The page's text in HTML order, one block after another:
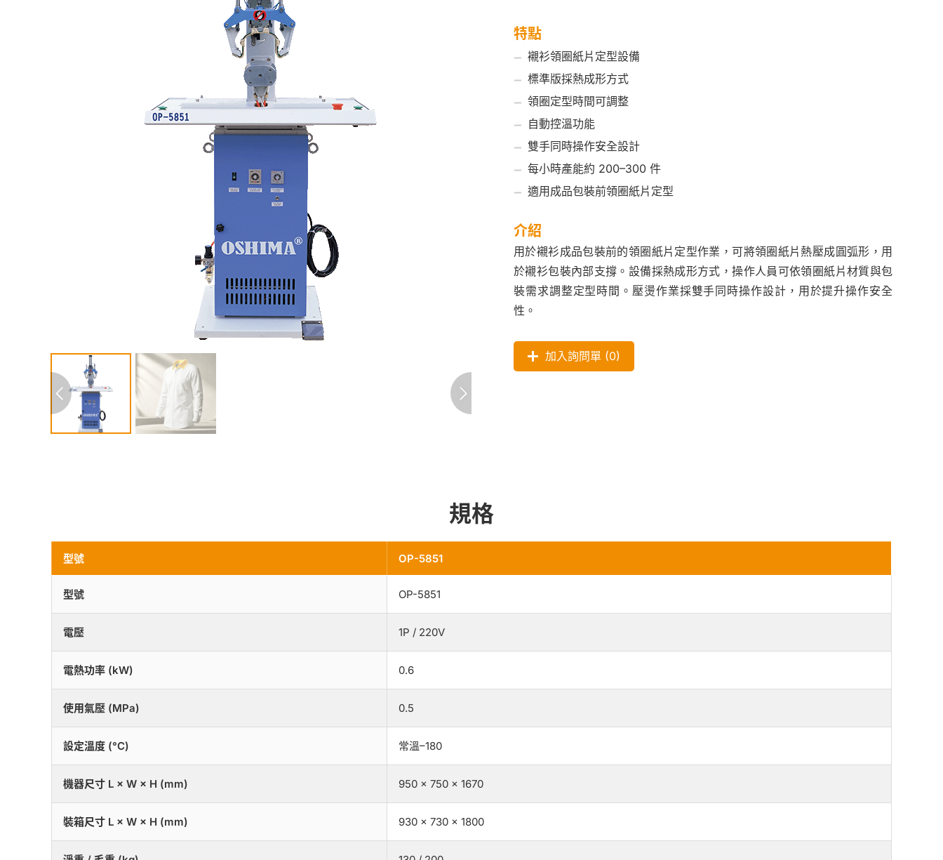
特點
襯衫領圈紙片定型設備
標準版採熱成形方式
領圈定型時間可調整
自動控溫功能
雙手同時操作安全設計
每小時產能約 200–300 件
適用成品包裝前領圈紙片定型
介紹
用於襯衫成品包裝前的領圈紙片定型作業，可將領圈紙片熱壓成圓弧形，用
於襯衫包裝內部支撐。設備採熱成形方式，操作人員可依領圈紙片材質與包
裝需求調整定型時間。壓燙作業採雙手同時操作設計，用於提升操作安全
性。
加入詢問單 (0)
規格
型號 OP-5851
型號 OP-5851
電壓 1P / 220V
電熱功率 (kW) 0.6
使用氣壓 (MPa) 0.5
設定溫度 (°C) 常溫–180
機器尺寸 L × W × H (mm) 950 × 750 × 1670
裝箱尺寸 L × W × H (mm) 930 × 730 × 1800